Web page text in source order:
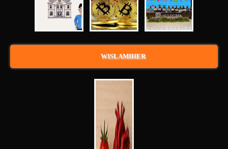
WISLAMIHER